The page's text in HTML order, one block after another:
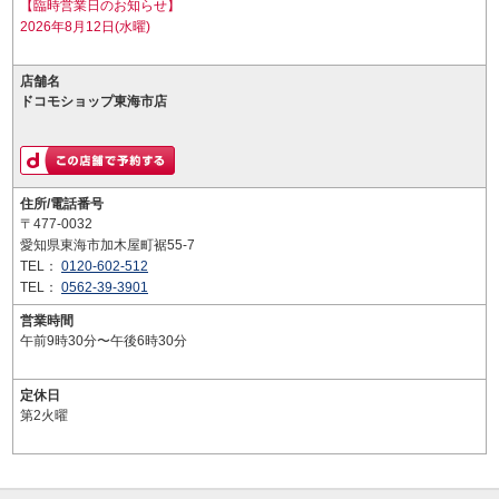
【臨時営業日のお知らせ】
2026年8月12日(水曜)
店舗名
ドコモショップ東海市店
住所/電話番号
〒477-0032
愛知県東海市加木屋町裾55-7
TEL： 0120-602-512
TEL： 0562-39-3901
営業時間
午前9時30分〜午後6時30分
定休日
第2火曜